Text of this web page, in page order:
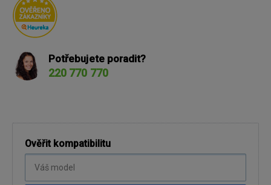
Potřebujete poradit?
220 770 770
Ověřit kompatibilitu